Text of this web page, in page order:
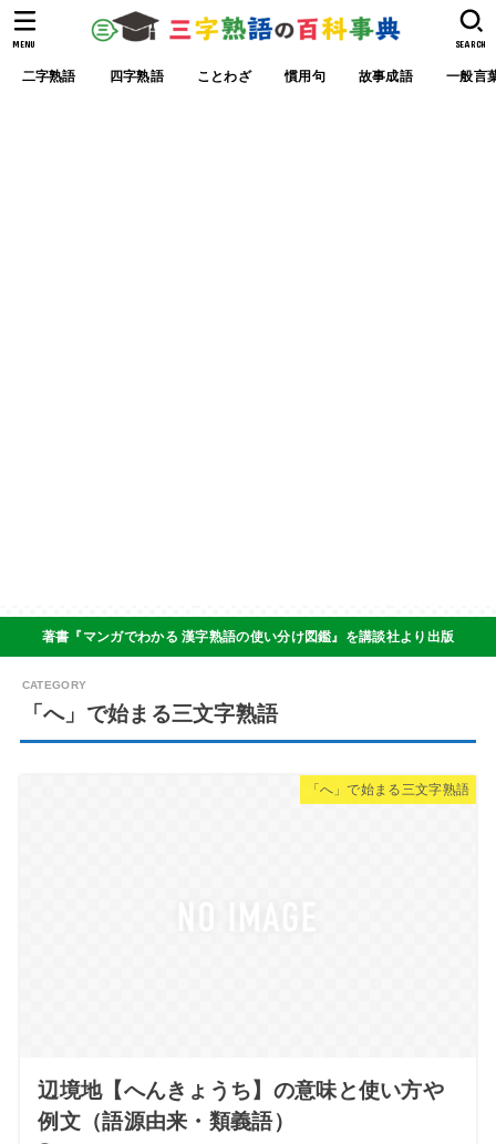
二字熟語 四字熟語 ことわざ 慣用句 故事成語 一般言
SEARCH
MENU
著書『マンガでわかる 漢字熟語の使い分け図鑑』を講談社より出版
「へ」で始まる三文字熟語
「へ」で始まる三文字熟語
辺境地【へんきょうち】の意味と使い方や
例文（語源由来・類義語）